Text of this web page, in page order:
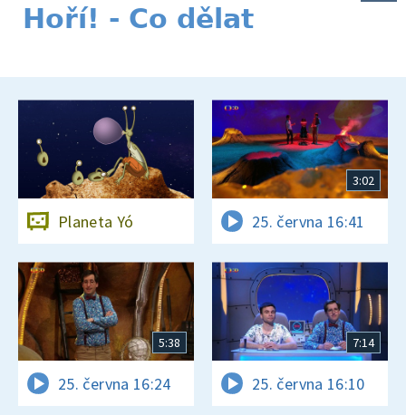
Hoří! - Co dělat
Planeta Yó
3:02
25. června 16:41
5:38
25. června 16:24
7:14
25. června 16:10